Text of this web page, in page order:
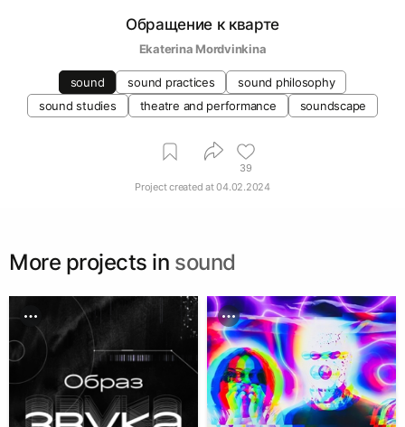
Обращение к кварте
Ekaterina Mordvinkina
sound sound practices
sound philosophy
sound studies
theatre and performance soundscape
39
Project created at04.02.2024
More projects in sound